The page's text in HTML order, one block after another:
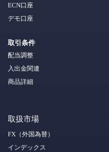
ECN口座
デモ口座
取引条件
配当調整
入出金関連
商品詳細
取扱市場
FX（外国為替）
インデックス